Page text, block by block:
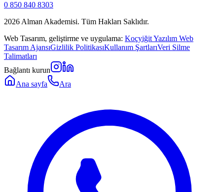
0 850 840 8303
2026 Alman Akademisi. Tüm Hakları Saklıdır.
Web Tasarım, geliştirme ve uygulama: Koçyiğit Yazılım Web
Tasarım AjansıGizlilik PolitikasıKullanım ŞartlarıVeri Silme
Talimatları
Bağlantı kurun
Ana sayfa
Ara